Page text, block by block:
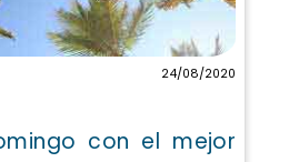
24/08/2020
con el mejor